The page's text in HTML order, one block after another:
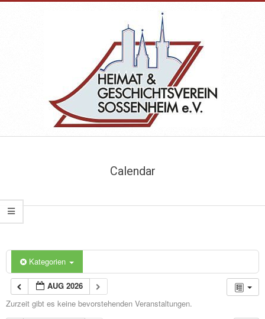
HEIMAT-
GESCHICHTSVEREIN
SOSSENHEIM
Calendar
Kategorien
AUG 2026
Zurzeit gibt es keine bevorstehenden Veranstaltungen.